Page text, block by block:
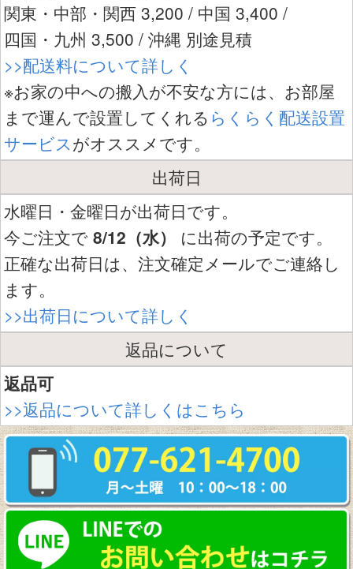
関東・中部・関西 3,200 / 中国 3,400 /
四国・九州 3,500 / 沖縄 別途見積
>>配送料について詳しく
※お家の中への搬入が不安な方には、お部屋
まで運んで設置してくれる らくらく配送設置
サービスがオススメです。
出荷日
水曜日・金曜日が出荷日です。
今ご注文で 8/12（水）
に出荷の予定です。
正確な出荷日は、注文確定メールでご連絡し
ます。
>>出荷日について詳しく
返品について
返品可
>>返品について詳しくはこちら